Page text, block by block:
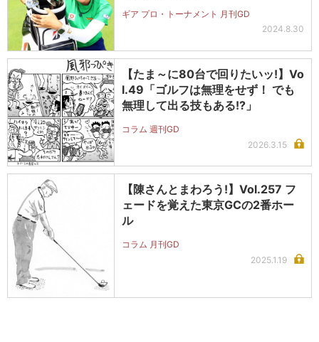
ギア プロ・トーナメント 月刊GD
2024.8.30
【たま～に80台で回りたいッ!】Vo
l.49「ゴルフは無理をせず！ でも
無理して出る技もある!?」
コラム 週刊GD
2026.3.15
【陳さんとまわろう!】Vol.257 フ
ェードを覚えた東京GCの2番ホー
ル
コラム 月刊GD
2025.1.19